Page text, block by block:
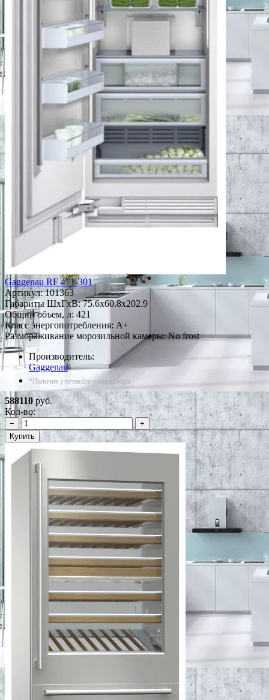
Gaggenau RF 471-301
Артикул:101363
Габариты ШxГxВ: 75.6x60.8x202.9
Общий объем, л: 421
Класс энергопотребления: A+
Размораживание морозильной камеры: No frost
Производитель:
Gaggenau
*Наличие уточняйте у менеджера
588110руб.
Кол-во:
−
+
Купить